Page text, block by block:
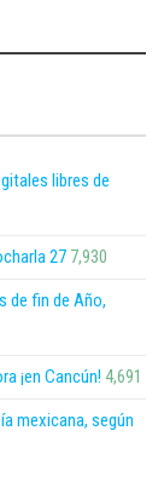
libres de
27 7,930
de fin de Año,
¡en Cancún! 4,691
mexicana, según